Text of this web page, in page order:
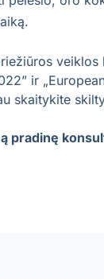
veiklos
ir
skaitykite
pradinę